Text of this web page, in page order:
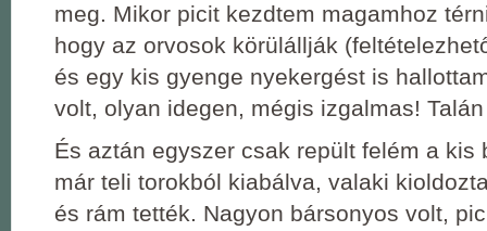
meg. Mikor picit kezdtem magamhoz
hogy az orvosok körülállják
és egy kis gyenge nyekergést is
volt, olyan idegen, mégis izgalmas!
És aztán egyszer csak repült felém a kis
már teli torokból kiabálva, valaki
és rám tették. Nagyon bársonyos volt,